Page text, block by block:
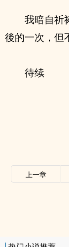
我暗自祈
後的一次，
待续
上一章